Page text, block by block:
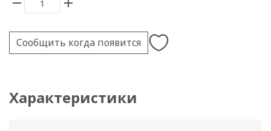
Сообщить когда появится
Характеристики